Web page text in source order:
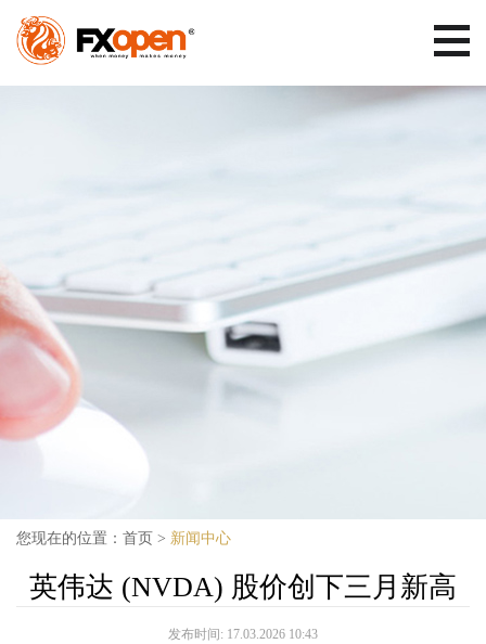
您现在的位置： 首页 > 新闻中心
英伟达 (NVDA) 股价创下三月新高
发布时间: 17.03.2026 10:43